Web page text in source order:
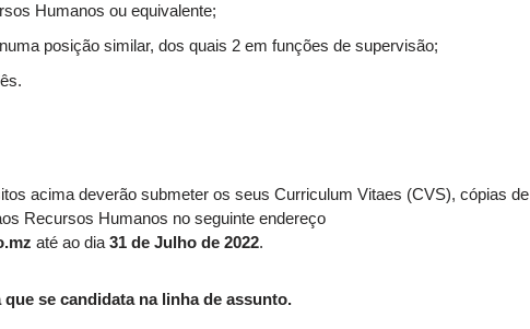
Humanos ou equivalente;
posição similar, dos quais 2 em funções de supervisão;
acima deverão submeter os seus Curriculum Vitaes (CVS), cópias de
Recursos Humanos no seguinte endereço
até ao dia 31 de Julho de 2022.
se candidata na linha de assunto.